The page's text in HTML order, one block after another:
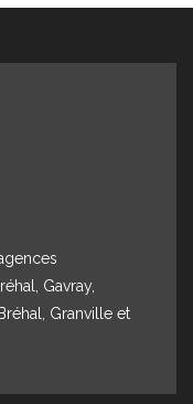
Gavray,
Granville et